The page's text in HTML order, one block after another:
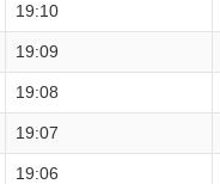
19:10
19:09
19:08
19:07
19:06